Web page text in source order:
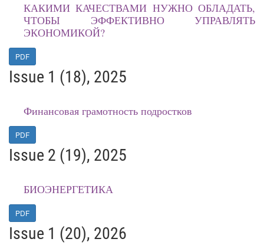
КАКИМИ КАЧЕСТВАМИ НУЖНО ОБЛАДАТЬ,
ЧТОБЫ ЭФФЕКТИВНО УПРАВЛЯТЬ
ЭКОНОМИКОЙ?
PDF
Issue 1 (18), 2025
Финансовая грамотность подростков
PDF
Issue 2 (19), 2025
БИОЭНЕРГЕТИКА
PDF
Issue 1 (20), 2026